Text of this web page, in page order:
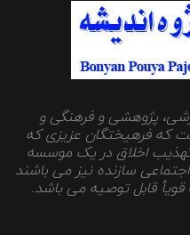
پژوهشی و فرهنگی و
که فرهیختگان عزیزی که
تهذیب اخلاق در یک موسسه
سازنده نیز می باشند
قویأ قابل توصیه می باشد.